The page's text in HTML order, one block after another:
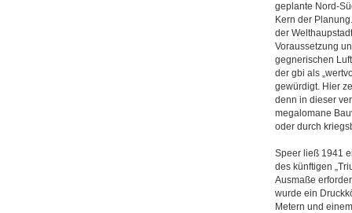
geplante Nord-
Kern der
der
Voraussetzung
gegnerischen
der gbi als
gewürdigt. Hier
denn in dieser
megalomane
oder durch
Speer ließ 1941
des künftigen
Ausmaße
wurde ein
Metern und